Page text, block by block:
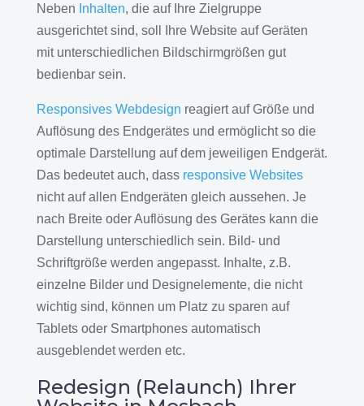
Neben Inhalten, die auf Ihre Zielgruppe
ausgerichtet sind, soll Ihre Website auf Geräten
mit unterschiedlichen Bildschirmgrößen gut
bedienbar sein.
Responsives Webdesign reagiert auf Größe und
Auflösung des Endgerätes und ermöglicht so die
optimale Darstellung auf dem jeweiligen Endgerät.
Das bedeutet auch, dass responsive Websites
nicht auf allen Endgeräten gleich aussehen. Je
nach Breite oder Auflösung des Gerätes kann die
Darstellung unterschiedlich sein. Bild- und
Schriftgröße werden angepasst. Inhalte, z.B.
einzelne Bilder und Designelemente, die nicht
wichtig sind, können um Platz zu sparen auf
Tablets oder Smartphones automatisch
ausgeblendet werden etc.
Redesign (Relaunch) Ihrer